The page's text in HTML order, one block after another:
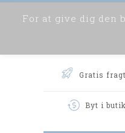
Gratis fragt
Byt i butik
For at give dig den